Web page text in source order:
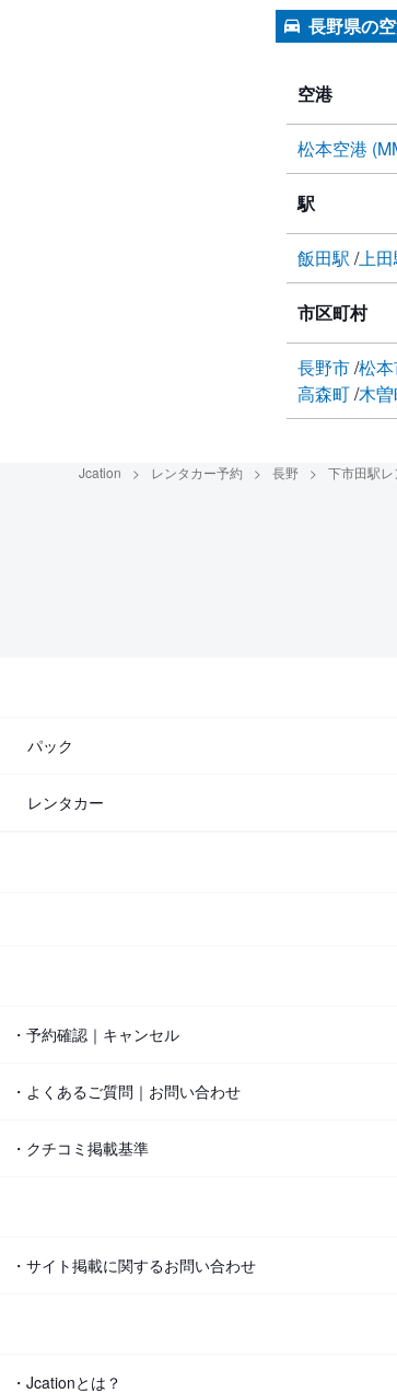
長野県の
空港
松本空港
駅
飯田駅 上
市区町村
長野市 松
高森町 木
Jcation レンタカー予約 長野 下市田駅
パック
レンタカー
・予約確認｜キャンセル
・よくあるご質問｜お問い合わせ
・クチコミ掲載基準
・サイト掲載に関するお問い合わせ
・Jcationとは？